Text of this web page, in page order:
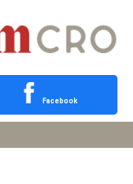
Facebook